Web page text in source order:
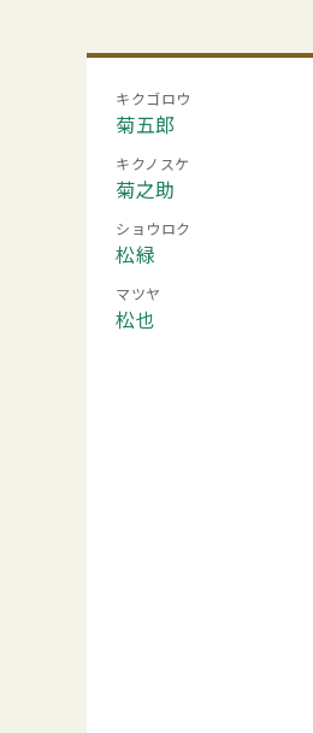
キクゴロウ
菊五郎
キクノスケ
菊之助
ショウロク
松緑
マツヤ
松也